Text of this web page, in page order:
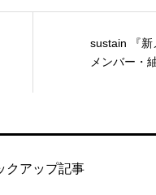
sustain 『新
メンバー・
クアップ記事